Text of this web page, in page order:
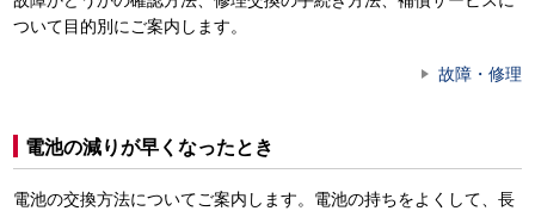
ついて目的別にご案内します。
故障・修理
電池の減りが早くなったとき
電池の交換方法についてご案内します。電池の持ちをよくして、長